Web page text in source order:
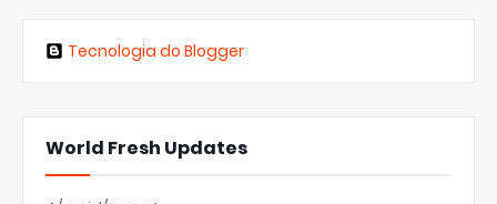
Tecnologia do Blogger
World Fresh Updates